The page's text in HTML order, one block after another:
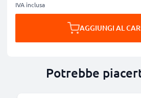
IVA inclusa
AGGIUNGI AL
Potrebbe